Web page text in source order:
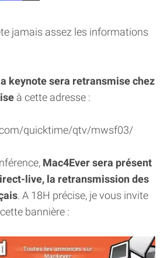
jamais assez les informations
keynote sera retransmise chez
à cette adresse :
quicktime/qtv/mwsf03/
Mac4Ever sera présent
live, la retransmission des
. A 18H précise, je vous invite
bannière :